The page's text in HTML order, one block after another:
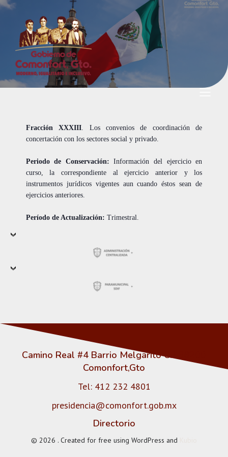
Fracción XXXIII. Los convenios de coordinación de
concertación con los sectores social y privado.
Periodo de Conservación: Información del ejercicio en
curso, la correspondiente al ejercicio anterior y los
instrumentos jurídicos vigentes aun cuando éstos sean de
ejercicios anteriores.
Período de Actualización: Trimestral.
Camino Real #4 Barrio Melgarito CP 38200
Comonfort,Gto
Tel: 412 232 4801
presidencia@comonfort.gob.mx
Directorio
© 2026 . Created for free using WordPress and